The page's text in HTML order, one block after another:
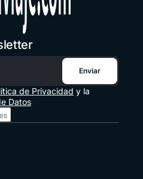
Enviar
de Privacidad y la
Datos